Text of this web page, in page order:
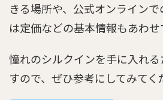
きる場所や、公式オンライン
は定価などの基本情報もあわせ
憧れのシルクインを手に入れ
すので、ぜひ参考にしてみてく